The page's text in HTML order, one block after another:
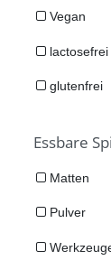
Vegan
lactosefrei
glutenfrei
Essbare
Matten
Pulver